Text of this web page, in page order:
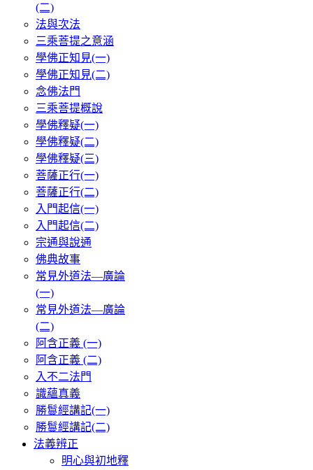
(二)
法與次法
三乘菩提之意涵
學佛正知見(一)
學佛正知見(二)
念佛法門
三乘菩提概說
學佛釋疑(一)
學佛釋疑(二)
學佛釋疑(三)
菩薩正行(一)
菩薩正行(二)
入門起信(一)
入門起信(二)
宗通與說通
佛典故事
常見外道法—廣論
(一)
常見外道法—廣論
(二)
阿含正義 (一)
阿含正義 (二)
入不二法門
識蘊真義
勝鬘經講記(一)
勝鬘經講記(二)
法義辨正
明心與初地釋